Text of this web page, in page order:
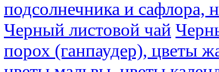
подсолнечника и сафлора,
Черный листовой чай
порох (ганпаудер), цветы